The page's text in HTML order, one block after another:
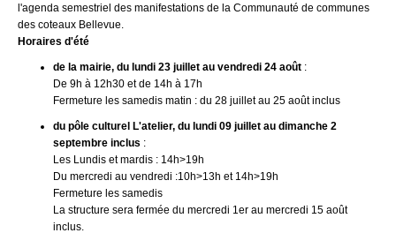
l'agenda semestriel des manifestations de la Communauté de communes
des coteaux Bellevue.
Horaires d'été
de la mairie, du lundi 23 juillet au vendredi 24 août :
De 9h à 12h30 et de 14h à 17h
Fermeture les samedis matin : du 28 juillet au 25 août inclus
du pôle culturel L'atelier, du lundi 09 juillet au dimanche 2
septembre inclus :
Les Lundis et mardis : 14h>19h
Du mercredi au vendredi :10h>13h et 14h>19h
Fermeture les samedis
La structure sera fermée du mercredi 1er au mercredi 15 août
inclus.